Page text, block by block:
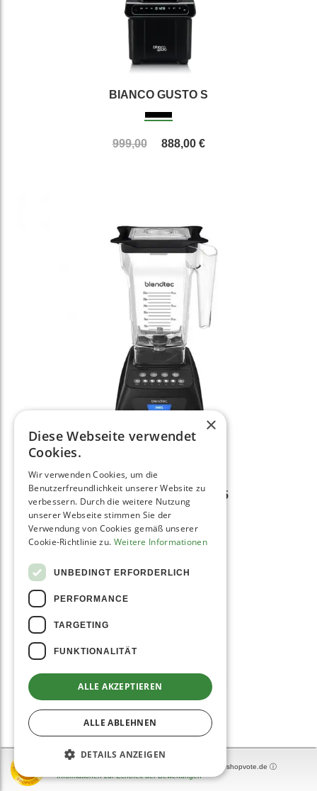
BIANCO GUSTO S
999,00 888,00 €
BLENDTEC CLASSIC 575
599,00 439,00 €
SEHR GUT (4.9 / 5)
Bewertungen bei: google.com, idealo.de, shopvote.de ⓘ
Informationen zur Echtheit der Bewertungen
×
Diese Webseite verwendet
Cookies.
Wir verwenden Cookies, um die
Benutzerfreundlichkeit unserer Website zu
verbessern. Durch die weitere Nutzung
unserer Webseite stimmen Sie der
Verwendung von Cookies gemäß unserer
Cookie-Richtlinie zu. Weitere Informationen
UNBEDINGT ERFORDERLICH
PERFORMANCE
TARGETING
FUNKTIONALITÄT
ALLE AKZEPTIEREN
ALLE ABLEHNEN
DETAILS ANZEIGEN